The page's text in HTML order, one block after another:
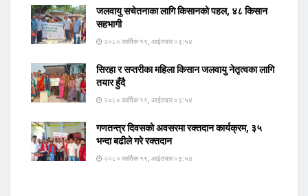
जलवायु सचेतनाका लागि किसानको पहल, ४८ किसान
सहभागी
२०८० कार्तिक १९, आईतवार ०३:५४
सिरहा र सप्तरीका महिला किसान जलवायु नेतृत्वका लागि
तयार हुँदै
२०८० कार्तिक १९, आईतवार ०३:५४
गणतन्त्र दिवसको अवसरमा रक्तदान कार्यक्रम, ३५
भन्दा बढीले गरे रक्तदान
२०८० कार्तिक १९, आईतवार ०३:५४